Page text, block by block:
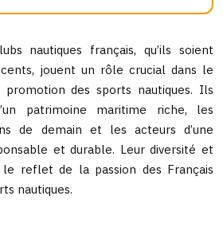
nautiques français, qu’ils soient
jouent un rôle crucial dans le
des sports nautiques. Ils
patrimoine maritime riche, les
de demain et les acteurs d’une
et durable. Leur diversité et
reflet de la passion des Français
nautiques.